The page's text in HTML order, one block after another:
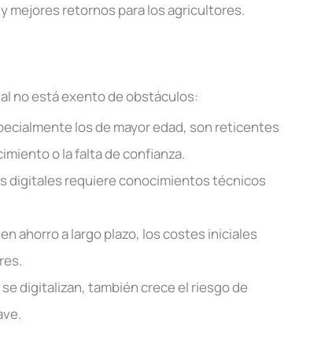
mejores retornos para los agricultores.
no está exento de obstáculos:
los de mayor edad, son reticentes
o la falta de confianza.
digitales requiere conocimientos técnicos
ahorro a largo plazo, los costes iniciales
digitalizan, también crece el riesgo de